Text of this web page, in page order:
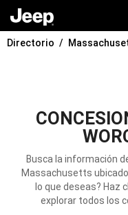
Directorio
Busca la información
Massachusetts
lo que deseas? Haz
explorar todos los